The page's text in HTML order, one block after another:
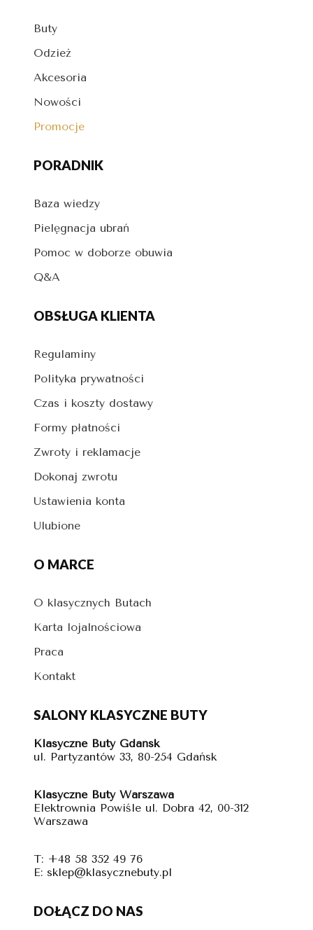
Buty
Odzież
Akcesoria
Nowości
Promocje
PORADNIK
Baza wiedzy
Pielęgnacja ubrań
Pomoc w doborze obuwia
Q&A
OBSŁUGA KLIENTA
Regulaminy
Polityka prywatności
Czas i koszty dostawy
Formy płatności
Zwroty i reklamacje
Dokonaj zwrotu
Ustawienia konta
Ulubione
O MARCE
O klasycznych Butach
Karta lojalnościowa
Praca
Kontakt
SALONY KLASYCZNE BUTY
Klasyczne Buty Gdańsk
ul. Partyzantów 33, 80-254 Gdańsk
Klasyczne Buty Warszawa
Elektrownia Powiśle ul. Dobra 42, 00-312
Warszawa
T: +48 58 352 49 76
E: sklep@klasycznebuty.pl
DOŁĄCZ DO NAS